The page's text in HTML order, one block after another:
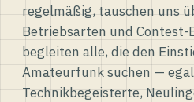
regelmäßig, tauschen uns
Betriebsarten und Contest-
begleiten alle, die den
Amateurfunk suchen —
Technikbegeisterte,